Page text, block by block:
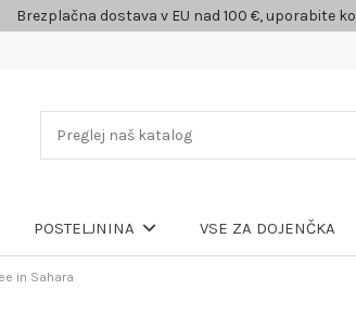
Brezplačna dostava v EU nad 100 €, uporabite
POSTELJNINA VSE ZA DOJENČKA
in Sahara